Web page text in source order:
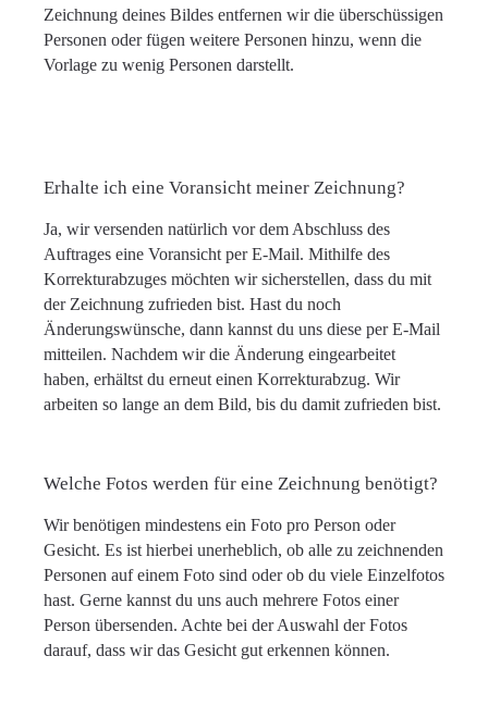
Zeichnung deines Bildes entfernen wir die überschüssigen
Personen oder fügen weitere Personen hinzu, wenn die
Vorlage zu wenig Personen darstellt.
Erhalte ich eine Voransicht meiner Zeichnung?
Ja, wir versenden natürlich vor dem Abschluss des
Auftrages eine Voransicht per E-Mail. Mithilfe des
Korrekturabzuges möchten wir sicherstellen, dass du mit
der Zeichnung zufrieden bist. Hast du noch
Änderungswünsche, dann kannst du uns diese per E-Mail
mitteilen. Nachdem wir die Änderung eingearbeitet
haben, erhältst du erneut einen Korrekturabzug. Wir
arbeiten so lange an dem Bild, bis du damit zufrieden bist.
Welche Fotos werden für eine Zeichnung benötigt?
Wir benötigen mindestens ein Foto pro Person oder
Gesicht. Es ist hierbei unerheblich, ob alle zu zeichnenden
Personen auf einem Foto sind oder ob du viele Einzelfotos
hast. Gerne kannst du uns auch mehrere Fotos einer
Person übersenden. Achte bei der Auswahl der Fotos
darauf, dass wir das Gesicht gut erkennen können.